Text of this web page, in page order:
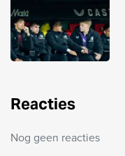
Reacties
Nog geen reacties